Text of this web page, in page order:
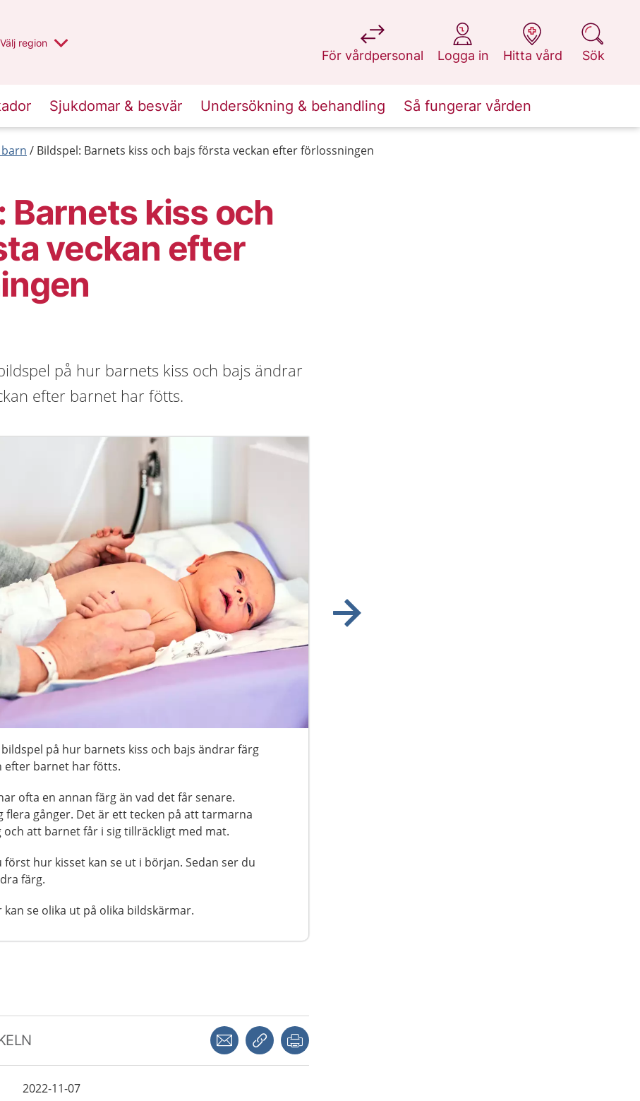
Du har valt region
Välj en annan
region
För vårdpersonal
på 1177.se
Logga in
på 1177.se
Hitta vård
på 1177.se
Sök
på 1177.se
Sjukdomar & besvär Undersökning & behandling Så fungerar vården
Bildspel: Barnets kiss och bajs första veckan efter förlossningen
Barnets kiss och
veckan efter
på hur barnets kiss och bajs ändrar
efter barnet har fötts.
på hur barnets kiss och bajs ändrar färg
efter barnet har fötts.
ofta en annan färg än vad det får senare.
flera gånger. Det är ett tecken på att tarmarna
att barnet får i sig tillräckligt med mat.
först hur kisset kan se ut i början. Sedan ser du
färg.
kan se olika ut på olika bildskärmar.
Dela via mejlKopiera länk
2022-11-07